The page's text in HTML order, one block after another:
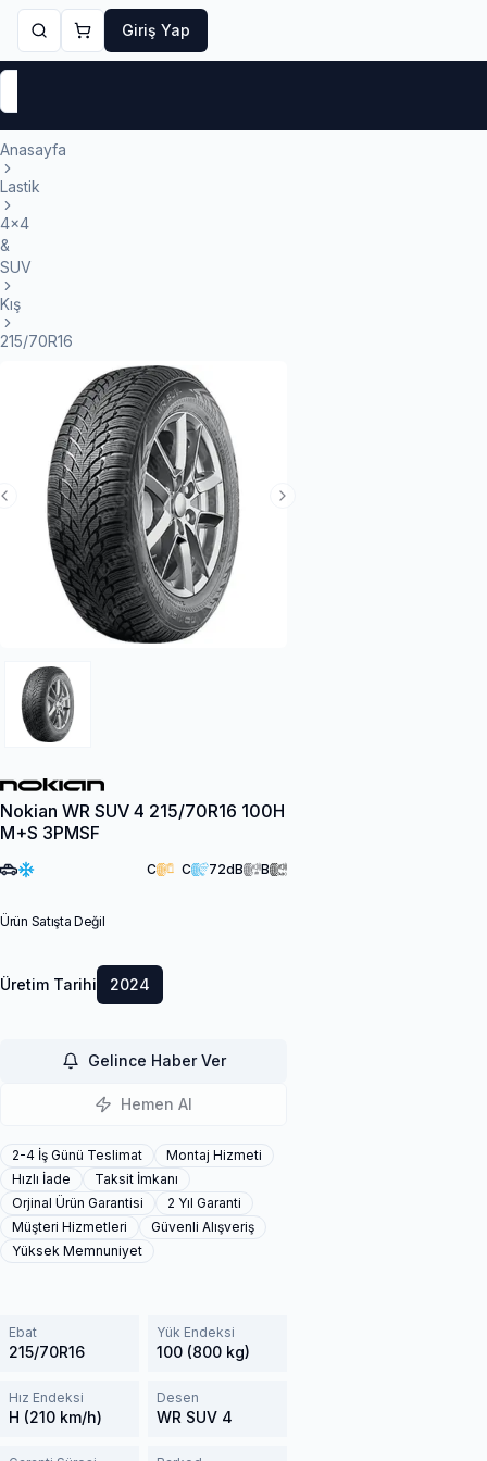
Giriş Yap
Anasayfa
Lastik
4x4
&
SUV
Kış
215/70R16
Next Slide
Previous Slide
Nokian WR SUV 4 215/70R16 100H
M+S 3PMSF
C C 72dB B
Ürün Satışta Değil
Üretim Tarihi 2024
Gelince Haber Ver
Hemen Al
2-4 İş Günü Teslimat
Montaj Hizmeti
Hızlı İade
Taksit İmkanı
Orjinal Ürün Garantisi
2 Yıl Garanti
Müşteri Hizmetleri
Güvenli Alışveriş
Yüksek Memnuniyet
Ebat
215/70R16
Yük Endeksi
100 (800 kg)
Hız Endeksi
H (210 km/h)
Desen
WR SUV 4